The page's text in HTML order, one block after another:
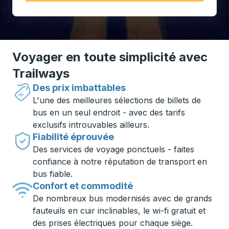
Voyager en toute simplicité avec
Trailways
Des prix imbattables
L'une des meilleures sélections de billets de
bus en un seul endroit - avec des tarifs
exclusifs introuvables ailleurs.
Fiabilité éprouvée
Des services de voyage ponctuels - faites
confiance à notre réputation de transport en
bus fiable.
Confort et commodité
De nombreux bus modernisés avec de grands
fauteuils en cuir inclinables, le wi-fi gratuit et
des prises électriques pour chaque siège.